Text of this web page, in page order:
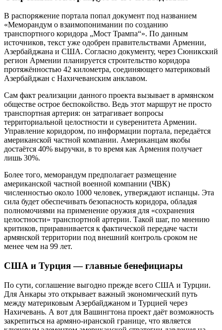
В распоряжение портала попал документ под названием
«Меморандум о взаимопонимании по созданию
транспортного коридора „Мост Трампа“». По данным
источников, текст уже одобрен правительствами Армении,
Азербайджана и США. Согласно документу, через Сюникский
регион Армении планируется строительство коридора
протяжённостью 42 километра, соединяющего материковый
Азербайджан с Нахичеванским анклавом.
Сам факт реализации данного проекта вызывает в армянском
обществе острое беспокойство. Ведь этот маршрут не просто
транспортная артерия: он затрагивает вопросы
территориальной целостности и суверенитета Армении.
Управление коридором, по информации портала, передаётся
американской частной компании. Американцам якобы
достаётся 40% выручки, в то время как Армения получает
лишь 30%.
Более того, меморандум предполагает размещение
американской частной военной компании (ЧВК)
численностью около 1000 человек, утверждают испанцы. Эта
сила будет обеспечивать безопасность коридора, обладая
полномочиями на применение оружия для «сохранения
целостности» транспортной артерии. Такой шаг, по мнению
критиков, приравнивается к фактической передаче части
армянской территории под внешний контроль сроком не
менее чем на 99 лет.
США и Турция — главные бенефициары
По сути, соглашение выгодно прежде всего США и Турции.
Для Анкары это открывает важный экономический путь
между материковым Азербайджаном и Турцией через
Нахичевань. А вот для Вашингтона проект даёт возможность
закрепиться на армяно-иранской границе, что является